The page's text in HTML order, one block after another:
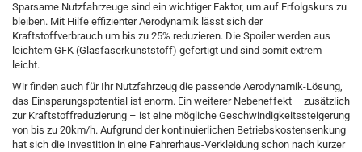
Sparsame Nutzfahrzeuge sind ein wichtiger Faktor, um auf Erfolgskurs zu
bleiben. Mit Hilfe effizienter Aerodynamik lässt sich der
Kraftstoffverbrauch um bis zu 25% reduzieren. Die Spoiler werden aus
leichtem GFK (Glasfaserkunststoff) gefertigt und sind somit extrem
leicht.
Wir finden auch für Ihr Nutzfahrzeug die passende Aerodynamik-Lösung,
das Einsparungspotential ist enorm. Ein weiterer Nebeneffekt – zusätzlich
zur Kraftstoffreduzierung – ist eine mögliche Geschwindigkeitssteigerung
von bis zu 20km/h. Aufgrund der kontinuierlichen Betriebskostensenkung
hat sich die Investition in eine Fahrerhaus-Verkleidung schon nach kurzer